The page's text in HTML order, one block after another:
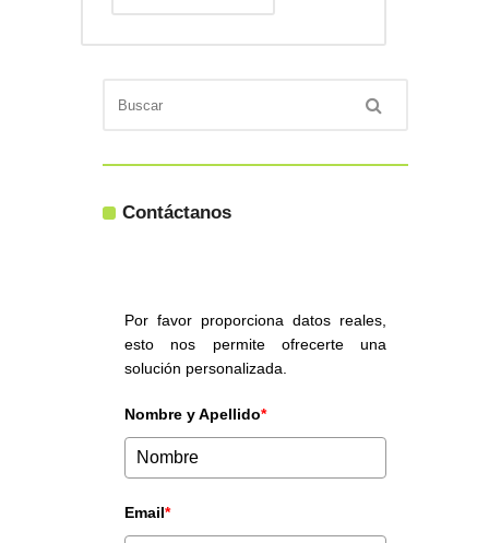
Contáctanos
Por favor proporciona datos reales,
esto nos permite ofrecerte una
solución personalizada.
Nombre y Apellido*
Email*